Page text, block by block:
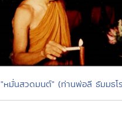
"หมั่นสวดมนต์" (ท่านพ่อลี ธัมมธโ